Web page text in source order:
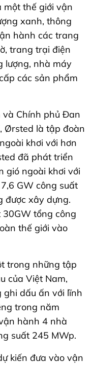
thế giới vận
xanh, thông
hành các trang
trang trại điện
lượng, nhà máy
các sản phẩm
Chính phủ Đan
Ørsted là tập đoàn
khơi với hơn
đã phát triển
gió ngoài khơi với
GW công suất
được xây dựng.
tổng công
thế giới vào
trong những tập
của Việt Nam,
dấu ấn với lĩnh
trong năm
hành 4 nhà
suất 245 MWp.
kiến đưa vào vận